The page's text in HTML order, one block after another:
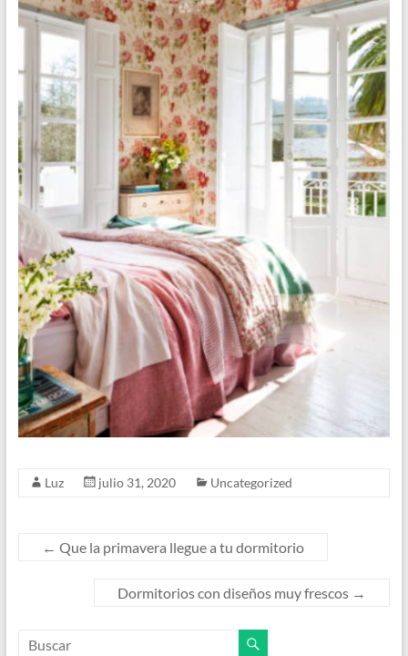
Luz julio 31, 2020 Uncategorized
← Que la primavera llegue a tu dormitorio
Dormitorios con diseños muy frescos →